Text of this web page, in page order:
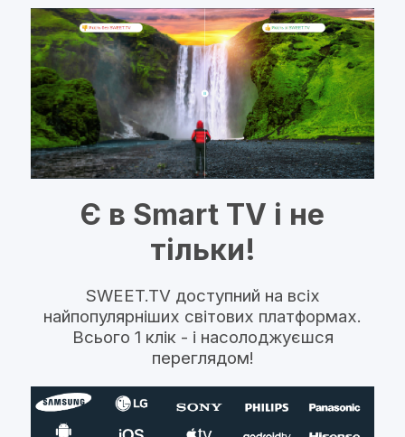
Є в Smart TV і не
тільки!
SWEET.TV доступний на всіх
найпопулярніших світових платформах.
Всього 1 клік - і насолоджуєшся
переглядом!